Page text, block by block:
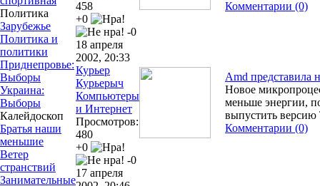
Политика
Зарубежье
Политика и
политики
Приднепровье:
Выборы
Украина:
Выборы
Калейдоскоп
Братья наши
меньшие
Ветер
странствий
Занимательные
458
+0
-0
Комментарии (0)
18 апреля
2002, 20:33
Курьер
Курьерыч
Компьютеры
и Интернет
Просмотров:
480
+0
-0
Amd представила
Новое
меньше энергии,
выпустить версию
Комментарии (0)
17 апреля